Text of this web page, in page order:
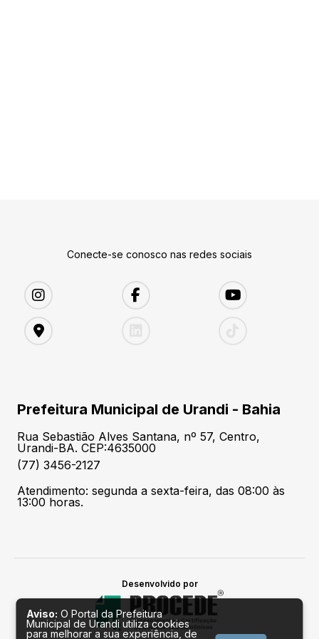
Conecte-se conosco nas redes sociais
Prefeitura Municipal de Urandi - Bahia
Rua Sebastião Alves Santana, nº 57, Centro,
Urandi-BA. CEP:4635000
(77) 3456-2127
Atendimento: segunda a sexta-feira, das 08:00 às
13:00 horas.
Desenvolvido por
Aviso: O Portal da Prefeitura
Municipal de Urandi utiliza cookies
para melhorar a sua experiência, de